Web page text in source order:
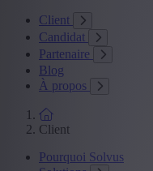
Client
Candidat
Partenaire
Blog
À propos
Client
Pourquoi Solvus